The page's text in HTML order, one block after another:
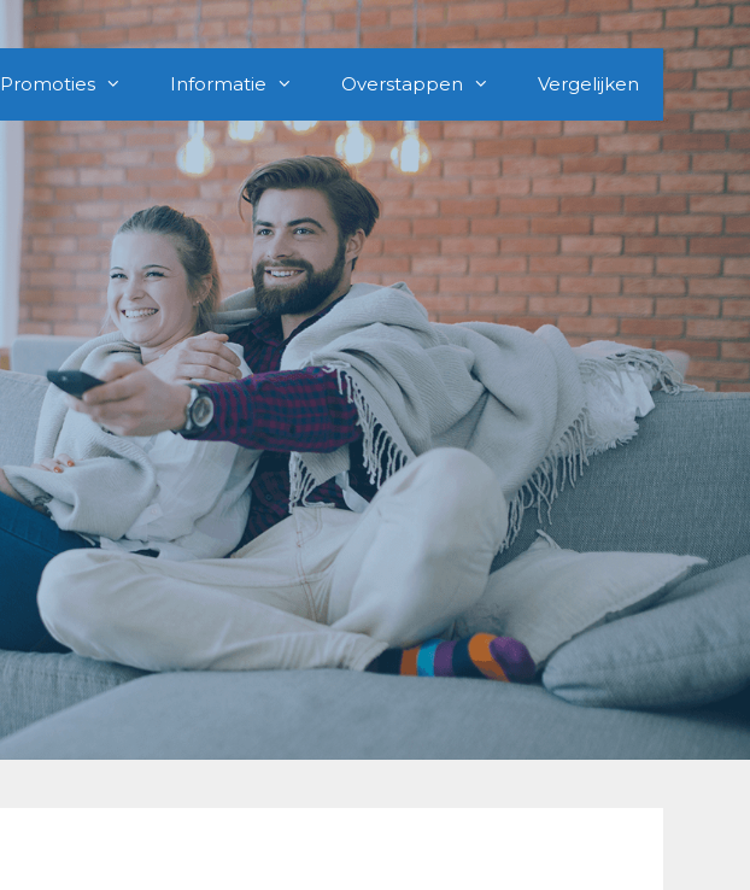
Promoties Informatie Overstappen Vergelijken